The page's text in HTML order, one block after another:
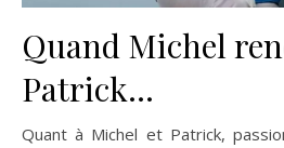
Quand Michel
Patrick…
Quant à Michel et Patrick,